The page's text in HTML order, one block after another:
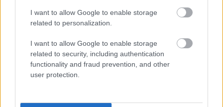
I want to allow Google to enable storage
related to personalization.
I want to allow Google to enable storage
related to security, including authentication
functionality and fraud prevention, and other
user protection.